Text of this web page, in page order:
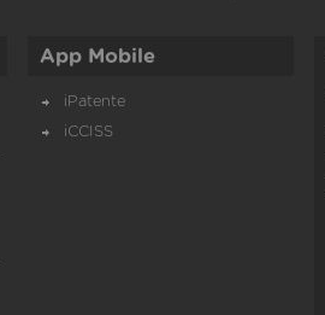
App Mobile
iPatente
iCCISS